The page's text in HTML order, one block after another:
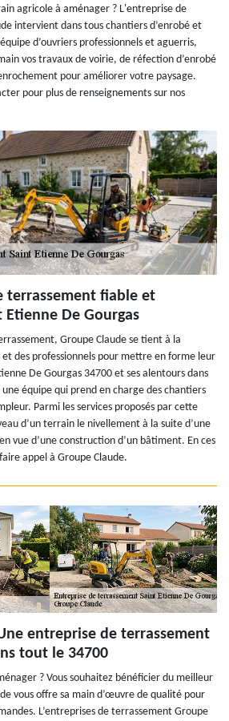
agricole à aménager ? L'entreprise de
intervient dans tous chantiers d’enrobé et
d’ouvriers professionnels et aguerris,
vos travaux de voirie, de réfection d’enrobé
pour améliorer votre paysage.
pour plus de renseignements sur nos
terrassement fiable et
De Gourgas
Groupe Claude se tient à la
des professionnels pour mettre en forme leur
De Gourgas 34700 et ses alentours dans
équipe qui prend en charge des chantiers
Parmi les services proposés par cette
d’un terrain le nivellement à la suite d’une
vue d’une construction d’un bâtiment. En ces
appel à Groupe Claude.
entreprise de terrassement
tout le 34700
? Vous souhaitez bénéficier du meilleur
vous offre sa main d’œuvre de qualité pour
L’entreprises de terrassement Groupe